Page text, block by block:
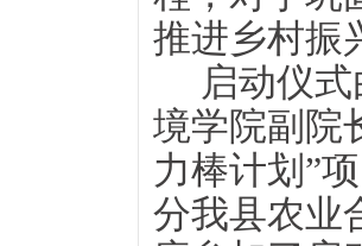
推进乡村振
启动仪
境学院副院
力棒计划”
分我县农业